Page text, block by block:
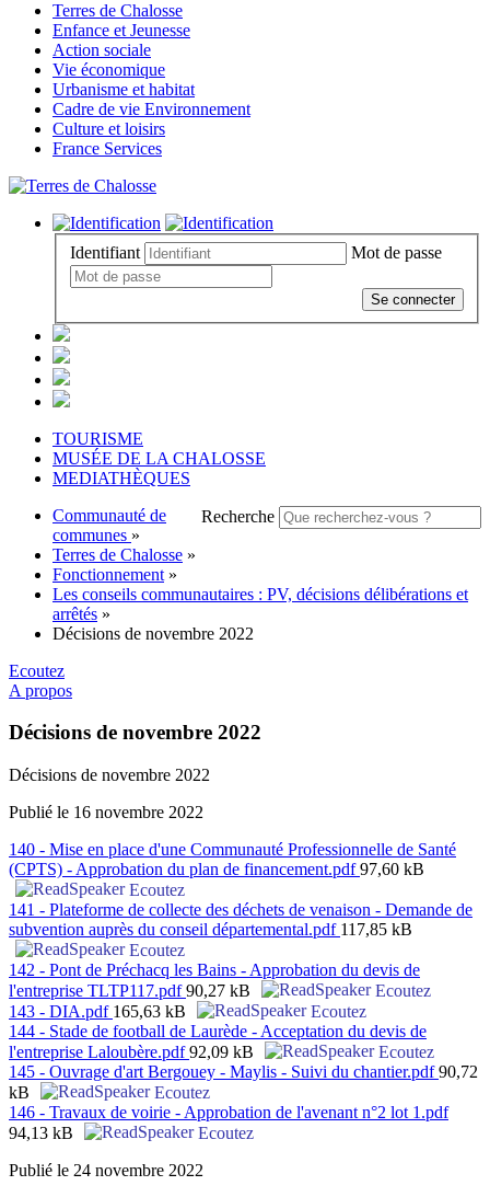
Terres de Chalosse
Enfance et Jeunesse
Action sociale
Vie économique
Urbanisme et habitat
Cadre de vie Environnement
Culture et loisirs
France Services
Identifiant Mot de passe
Se connecter
TOURISME
MUSÉE DE LA CHALOSSE
MEDIATHÈQUES
Recherche
Communauté de
communes »
Terres de Chalosse »
Fonctionnement »
Les conseils communautaires : PV, décisions délibérations et
arrêtés »
Décisions de novembre 2022
Ecoutez
A propos
Décisions de novembre 2022
Décisions de novembre 2022
Publié le 16 novembre 2022
140 - Mise en place d'une Communauté Professionnelle de Santé
(CPTS) - Approbation du plan de financement.pdf97,60 kB
Ecoutez
141 - Plateforme de collecte des déchets de venaison - Demande de
subvention auprès du conseil départemental.pdf 117,85 kB
Ecoutez
142 - Pont de Préchacq les Bains - Approbation du devis de
l'entreprise TLTP117.pdf90,27 kB
Ecoutez
143 - DIA.pdf 165,63 kB
Ecoutez
144 - Stade de football de Laurède - Acceptation du devis de
l'entreprise Laloubère.pdf92,09 kB
Ecoutez
145 - Ouvrage d'art Bergouey - Maylis - Suivi du chantier.pdf90,72
kB
Ecoutez
146 - Travaux de voirie - Approbation de l'avenant n°2 lot 1.pdf
94,13 kB
Ecoutez
Publié le 24 novembre 2022